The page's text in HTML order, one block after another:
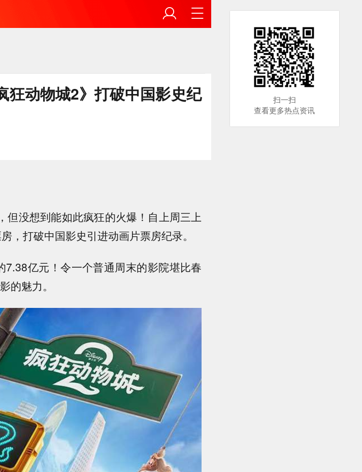
狂动物城2》打破中国影史纪
但没想到能如此疯狂的火爆！自上周三上
，打破中国影史引进动画片票房纪录。
亿元！令一个普通周末的影院堪比春
的魅力。
扫一扫
查看更多热点资讯